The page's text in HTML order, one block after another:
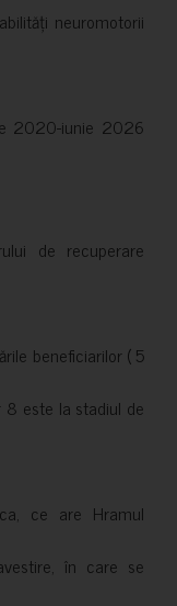
neuromotorii
2020-iunie 2026
de recuperare
beneficiarilor ( 5
este la stadiul de
ce are Hramul
în care se